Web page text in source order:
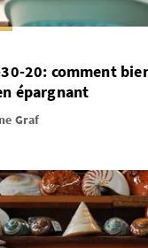
20: comment
épargnant
Graf